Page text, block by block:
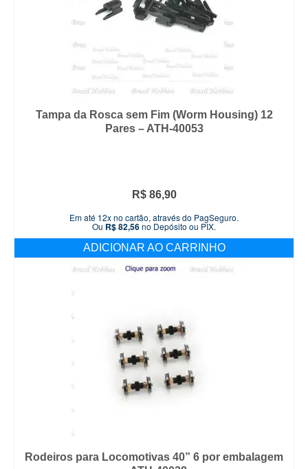
Tampa da Rosca sem Fim (Worm Housing) 12
Pares – ATH-40053
R$86,90
Em até 12x no cartão, através do PagSeguro.
Ou R$82,56no Depósito ou PIX.
ADICIONAR AO CARRINHO
Rodeiros para Locomotivas 40” 6 por embalagem